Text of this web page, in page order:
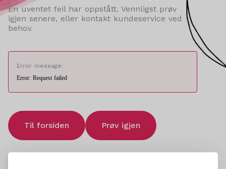
En uventet feil har oppstått. Vennligst prøv
igjen senere, eller kontakt kundeservice ved
behov.
Error message:
Error: Request failed
Til forsiden Prøv igjen